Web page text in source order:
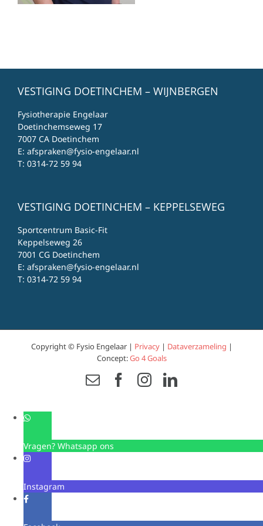
VESTIGING DOETINCHEM – WIJNBERGEN
Fysiotherapie Engelaar
Doetinchemseweg 17
7007 CA Doetinchem
E: afspraken@fysio-engelaar.nl
T: 0314-72 59 94
VESTIGING DOETINCHEM – KEPPELSEWEG
Sportcentrum Basic-Fit
Keppelseweg 26
7001 CG Doetinchem
E: afspraken@fysio-engelaar.nl
T: 0314-72 59 94
Copyright © Fysio Engelaar | Privacy| Dataverzameling |
Concept:Go 4 Goals
Email Facebook
Instagram
LinkedIn
Vragen? Whatsapp ons
Instagram